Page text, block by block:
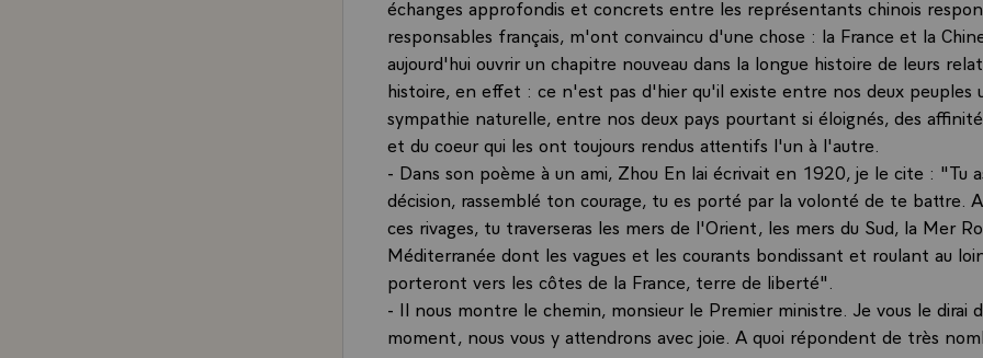
échanges approfondis et concrets entre les représentants chinois
responsables français, m'ont convaincu d'une chose : la France et la
aujourd'hui ouvrir un chapitre nouveau dans la longue histoire de leurs
histoire, en effet : ce n'est pas d'hier qu'il existe entre nos deux peuples
sympathie naturelle, entre nos deux pays pourtant si éloignés, des
et du coeur qui les ont toujours rendus attentifs l'un à l'autre.
- Dans son poème à un ami, Zhou En lai écrivait en 1920, je le cite : "Tu
décision, rassemblé ton courage, tu es porté par la volonté de te battre.
ces rivages, tu traverseras les mers de l'Orient, les mers du Sud, la Mer
Méditerranée dont les vagues et les courants bondissant et roulant au
porteront vers les côtes de la France, terre de liberté".
- Il nous montre le chemin, monsieur le Premier ministre. Je vous le dirai
moment, nous vous y attendrons avec joie. A quoi répondent de très